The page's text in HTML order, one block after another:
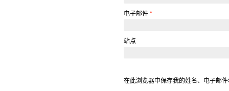
电子邮件 *
站点
在此浏览器中保存我的姓名、电子邮